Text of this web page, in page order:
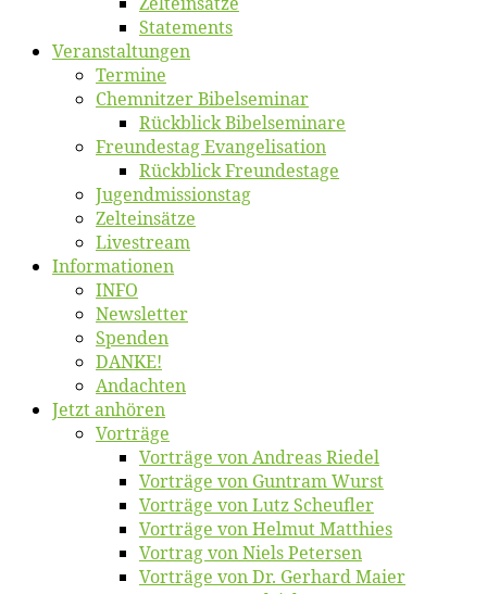
State­ments
Ver­an­stal­tun­gen
Ter­mi­ne
Chemnit­zer Bibelseminar
Rück­blick Bibelseminare
Freun­des­tag Evangelisation
Rück­blick Freundestage
Jugend­mis­sions­tag
Zelt­ein­sät­ze
Live­stream
Informatio­nen
INFO
News­let­ter
Spen­den
DANKE!
An­dach­ten
Jetzt an­hö­ren
Vor­trä­ge
Vor­trä­ge von An­dre­as Riedel
Vor­trä­ge von Gun­tram Wurst
Vor­trä­ge von Lutz Scheufler
Vor­trä­ge von Hel­mut Matthies
Vor­trag von Niels Petersen
Vor­trä­ge von Dr. Ger­hard Maier